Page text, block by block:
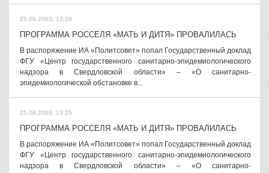
25.08.2003, 13:29
ПРОГРАММА РОССЕЛЯ «МАТЬ И ДИТЯ» ПРОВАЛИЛАСЬ
В распоряжение ИА «Политсовет» попал Государственный доклад
ФГУ «Центр государственного санитарно-эпидемиологического
надзора в Свердловской области» – «О санитарно-
эпидемиологической обстановке в...
25.08.2003, 13:25
ПРОГРАММА РОССЕЛЯ «МАТЬ И ДИТЯ» ПРОВАЛИЛАСЬ
В распоряжение ИА «Политсовет» попал Государственный доклад
ФГУ «Центр государственного санитарно-эпидемиологического
надзора в Свердловской области» – «О санитарно-